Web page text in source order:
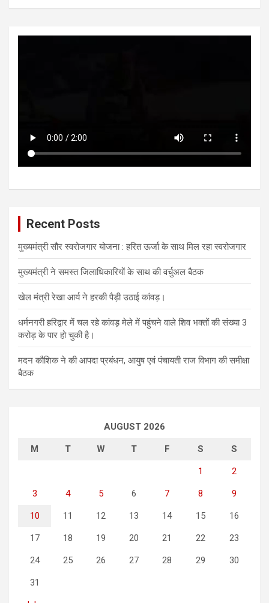
Recent Posts
मुख्यमंत्री सौर स्वरोजगार योजना : हरित ऊर्जा के साथ मिल रहा स्वरोजगार
मुख्यमंत्री ने समस्त जिलाधिकारियों के साथ की वर्चुअल बैठक
खेल मंत्री रेखा आर्य ने हरकी पैड़ी उठाई कांवड़।
धर्मनगरी हरिद्वार में चल रहे कांवड़ मेले में पहुंचने वाले शिव भक्तों की संख्या 3
करोड़ के पार हो चुकी है।
मदन कौशिक ने की आपदा प्रबंधन, आयुष एवं पंचायती राज विभाग की समीक्षा
बैठक
AUGUST 2026
M T W T F S S
1 2
3 4 5 6 7 8 9
10 11 12 13 14 15 16
17 18 19 20 21 22 23
24 25 26 27 28 29 30
31